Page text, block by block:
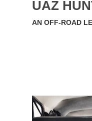
UAZ
AN OFF-ROAD